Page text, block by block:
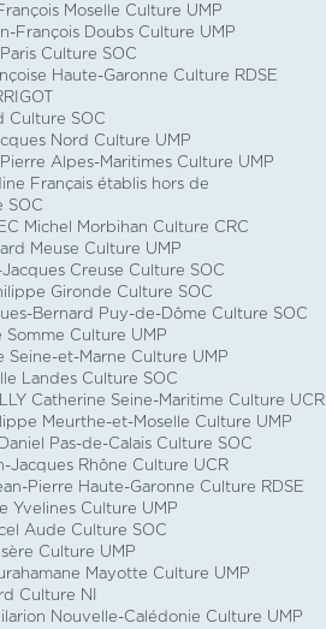
Moselle Culture UMP
François Doubs Culture UMP
Culture SOC
Haute-Garonne Culture RDSE
Culture SOC
Nord Culture UMP
Alpes-Maritimes Culture UMP
Français établis hors de
SOC
Michel Morbihan Culture CRC
Meuse Culture UMP
Jacques Creuse Culture SOC
Gironde Culture SOC
Bernard Puy-de-Dôme Culture SOC
Somme Culture UMP
Seine-et-Marne Culture UMP
Landes Culture SOC
Catherine Seine-Maritime Culture UCR
Meurthe-et-Moselle Culture UMP
Pas-de-Calais Culture SOC
Jacques Rhône Culture UCR
Pierre Haute-Garonne Culture RDSE
Yvelines Culture UMP
Aude Culture SOC
Culture UMP
Mayotte Culture UMP
Culture NI
Nouvelle-Calédonie Culture UMP